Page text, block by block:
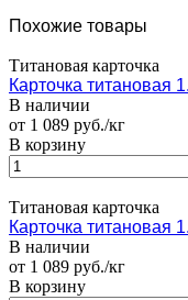
Похожие товары
Титановая карточка
Карточка титановая
В наличии
от 1 089 руб./кг
В корзину
Титановая карточка
Карточка титановая
В наличии
от 1 089 руб./кг
В корзину